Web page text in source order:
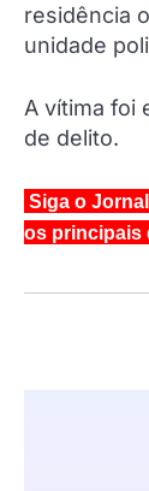
residência
unidade
A vítima foi
de delito.
Siga o
os principais